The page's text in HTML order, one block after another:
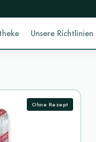
Unsere
Ohne Rezept